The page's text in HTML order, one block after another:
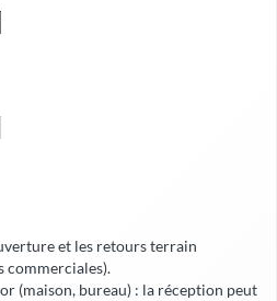
et les retours terrain
commerciales).
(maison, bureau) : la réception peut